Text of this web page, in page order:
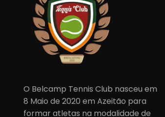
O Belcamp Tennis Club nasceu em
8 Maio de 2020 em Azeitão para
formar atletas na modalidade de